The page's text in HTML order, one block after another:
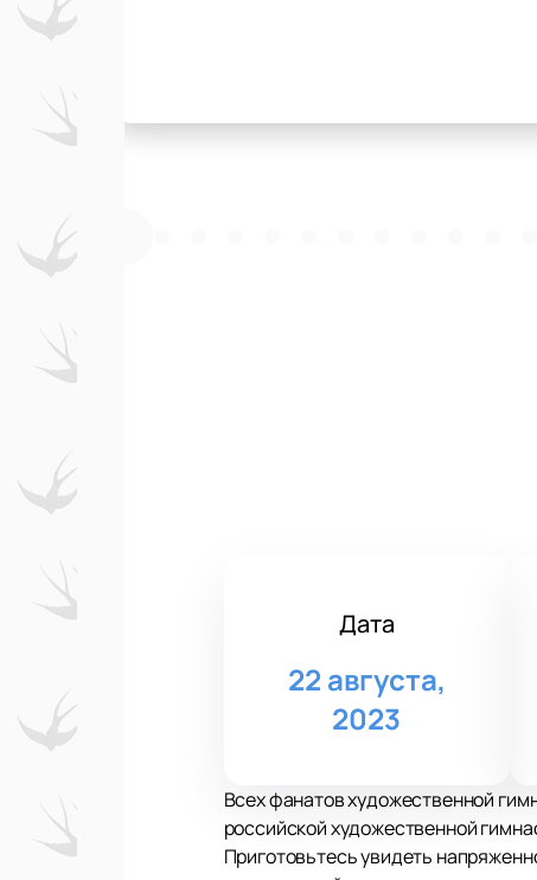
Дата
22 августа,
2023
Всех фанатов художественной
российской художественной
Приготовьтесь увидеть